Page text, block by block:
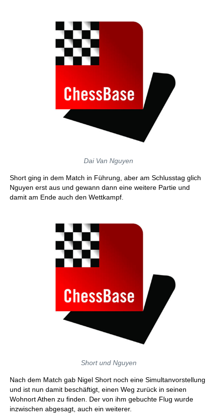
Dai Van Nguyen
Short ging in dem Match in Führung, aber am Schlusstag glich
Nguyen erst aus und gewann dann eine weitere Partie und
damit am Ende auch den Wettkampf.
Short und Nguyen
Nach dem Match gab Nigel Short noch eine Simultanvorstellung
und ist nun damit beschäftigt, einen Weg zurück in seinen
Wohnort Athen zu finden. Der von ihm gebuchte Flug wurde
inzwischen abgesagt, auch ein weiterer.